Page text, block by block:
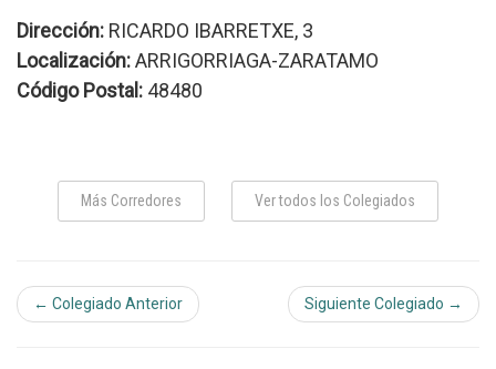
Dirección: RICARDO IBARRETXE, 3
Localización:ARRIGORRIAGA-ZARATAMO
Código Postal: 48480
Más Corredores Ver todos los Colegiados
← Colegiado Anterior Siguiente Colegiado →